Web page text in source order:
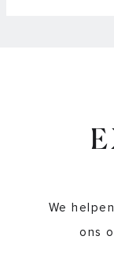
Slider bediening
Waarom kan ik
Waarvoor dient
We
ons